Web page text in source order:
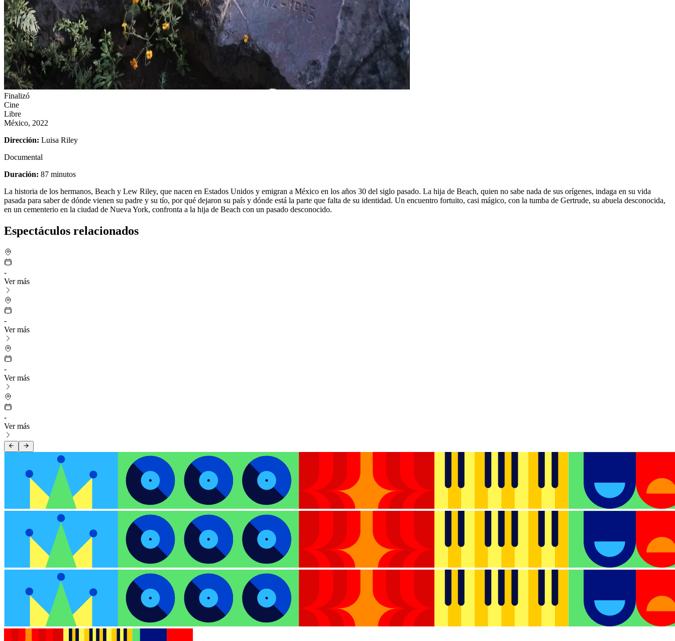
Finalizó
Cine
Libre
México, 2022
Dirección: Luisa Riley
Documental
Duración: 87 minutos
La historia de los hermanos, Beach y Lew Riley, que nacen en Estados Unidos y emigran a México en los años 30 del siglo pasado. La hija de Beach, quien no sabe nada de sus orígenes, indaga en su vida
pasada para saber de dónde vienen su padre y su tío, por qué dejaron su país y dónde está la parte que falta de su identidad. Un encuentro fortuito, casi mágico, con la tumba de Gertrude, su abuela desconocida,
en un cementerio en la ciudad de Nueva York, confronta a la hija de Beach con un pasado desconocido.
Espectáculos relacionados
-
Ver más
-
Ver más
-
Ver más
-
Ver más